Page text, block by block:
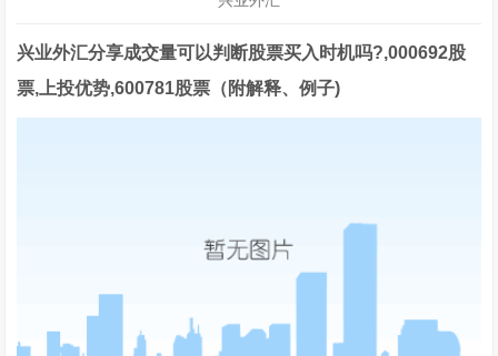
兴业外汇分享成交量可以判断股票买入时机吗?,000692股
票,上投优势,600781股票（附解释、例子)